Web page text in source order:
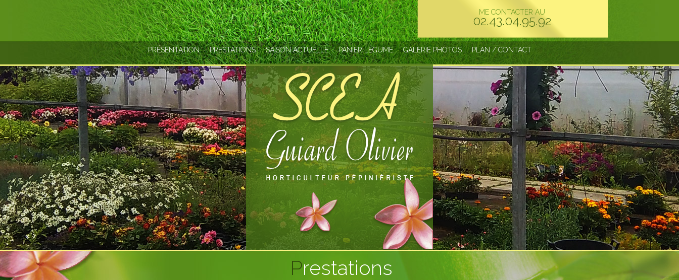
ME CONTACTER AU
02.43.04.95.92
PRÉSENTATION PRESTATIONS SAISON ACTUELLE PANIER LÉGUME GALERIE PHOTOS PLAN / CONTACT
Prestations